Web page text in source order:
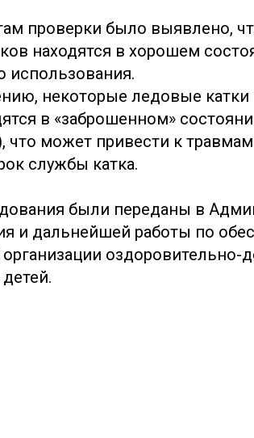
проверки было выявлено,
находятся в хорошем
использования.
некоторые ледовые
в «заброшенном»
что может привести к
службы катка.
были переданы в
и дальнейшей работы по
оздоровительно-
детей.